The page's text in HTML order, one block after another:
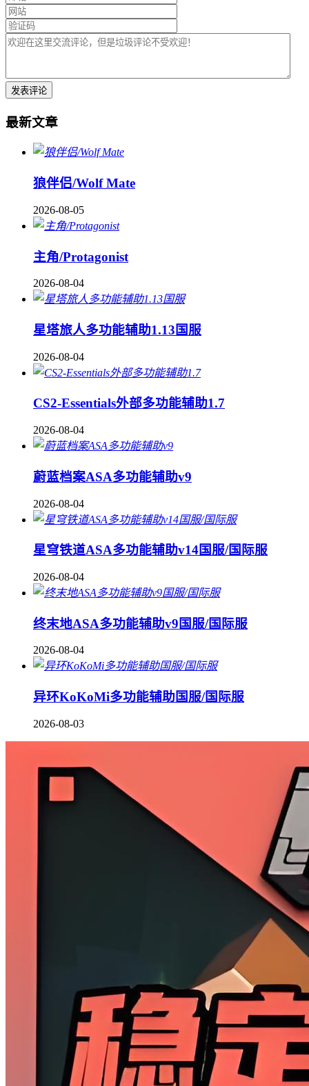
最新文章
狼伴侣/Wolf Mate
2026-08-05
主角/Protagonist
2026-08-04
星塔旅人多功能辅助1.13国服
2026-08-04
CS2-Essentials外部多功能辅助1.7
2026-08-04
蔚蓝档案ASA多功能辅助v9
2026-08-04
星穹铁道ASA多功能辅助v14国服/国际服
2026-08-04
终末地ASA多功能辅助v9国服/国际服
2026-08-04
异环KoKoMi多功能辅助国服/国际服
2026-08-03